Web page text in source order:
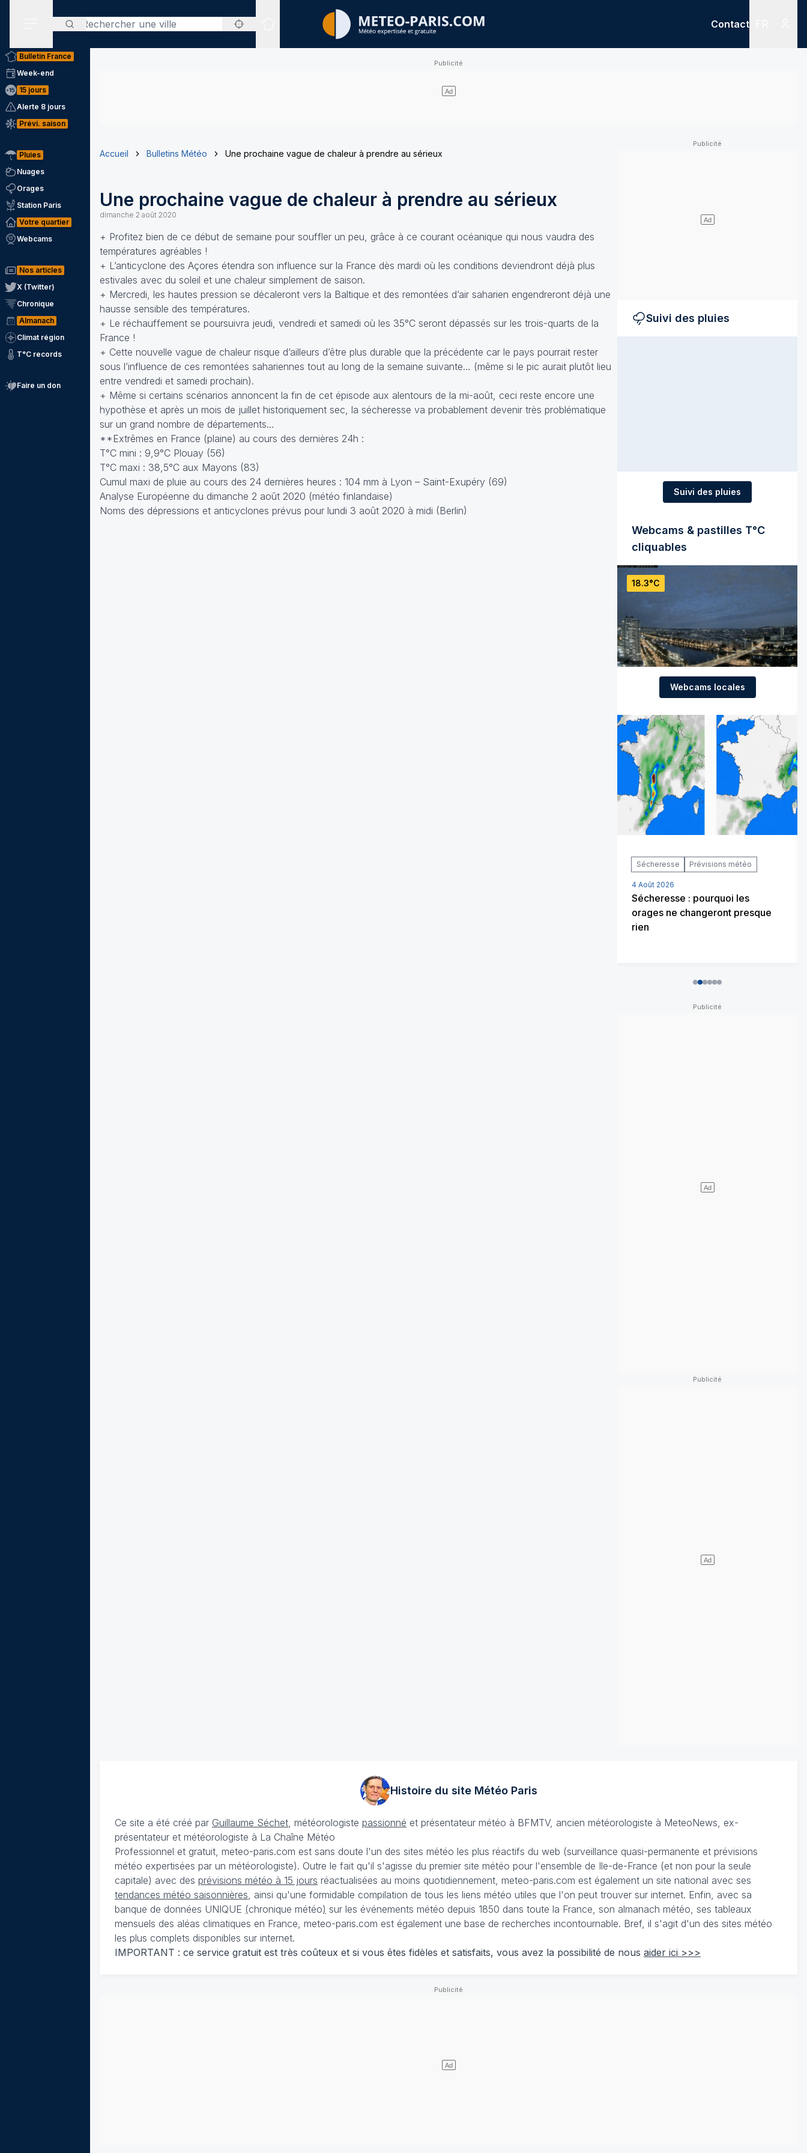
Rechercher
Sites expertisés
Contact
Bulletin France
Week-end
15 jours
Alerte 8 jours
Prévi. saison
Pluies
Nuages
Orages
Station Paris
Votre quartier
Webcams
Nos articles
X (Twitter)
Chronique
Almanach
Climat région
T°C records
Faire un don
Accueil Bulletins Météo Une prochaine vague de chaleur à prendre au sérieux
Une prochaine vague de chaleur à prendre au sérieux
dimanche 2 août 2020
+ Profitez bien de ce début de semaine pour souffler un peu, grâce à ce courant océanique qui nous vaudra des
températures agréables !
+ L’anticyclone des Açores étendra son influence sur la France dès mardi où les conditions deviendront déjà plus
estivales avec du soleil et une chaleur simplement de saison.
+ Mercredi, les hautes pression se décaleront vers la Baltique et des remontées d’air saharien engendreront déjà une
hausse sensible des températures.
+ Le réchauffement se poursuivra jeudi, vendredi et samedi où les 35°C seront dépassés sur les trois-quarts de la
France !
+ Cette nouvelle vague de chaleur risque d’ailleurs d’être plus durable que la précédente car le pays pourrait rester
sous l’influence de ces remontées sahariennes tout au long de la semaine suivante… (même si le pic aurait plutôt lieu
entre vendredi et samedi prochain).
+ Même si certains scénarios annoncent la fin de cet épisode aux alentours de la mi-août, ceci reste encore une
hypothèse et après un mois de juillet historiquement sec, la sécheresse va probablement devenir très problématique
sur un grand nombre de départements…
**Extrêmes en France (plaine) au cours des dernières 24h :
T°C mini : 9,9°C Plouay (56)
T°C maxi : 38,5°C aux Mayons (83)
Cumul maxi de pluie au cours des 24 dernières heures : 104 mm à Lyon – Saint-Exupéry (69)
Analyse Européenne du dimanche 2 août 2020 (météo finlandaise)
Noms des dépressions et anticyclones prévus pour lundi 3 août 2020 à midi (Berlin)
Suivi des pluies
Suivi des pluies
Webcams & pastilles T°C
cliquables
18.3°C
Webcams locales
Sécheresse Prévisions météo
4 Août 2026
Sécheresse : pourquoi les
orages ne changeront presque
rien
012345
Histoire du site MétéoParis
Ce site a été créé par Guillaume Séchet , météorologiste passionné et présentateur météo à BFMTV, ancien météorologiste à MeteoNews, ex-
présentateur et météorologiste à La Chaîne Météo
Professionnel et gratuit, meteo-paris.com est sans doute l'un des sites météo les plus réactifs du web (surveillance quasi-permanente et prévisions
météo expertisées par un météorologiste). Outre le fait qu'il s'agisse du premier site météo pour l'ensemble de Ile-de-France (et non pour la seule
capitale) avec des prévisions météo à 15 jours réactualisées au moins quotidiennement, meteo-paris.com est également un site national avec ses
tendances météo saisonnières , ainsi qu'une formidable compilation de tous les liens météo utiles que l'on peut trouver sur internet. Enfin, avec sa
banque de données UNIQUE (chronique météo) sur les événements météo depuis 1850 dans toute la France, son almanach météo, ses tableaux
mensuels des aléas climatiques en France, meteo-paris.com est également une base de recherches incontournable. Bref, il s'agit d'un des sites météo
les plus complets disponibles sur internet.
IMPORTANT : ce service gratuit est très coûteux et si vous êtes fidèles et satisfaits, vous avez la possibilité de nous aider ici >>>